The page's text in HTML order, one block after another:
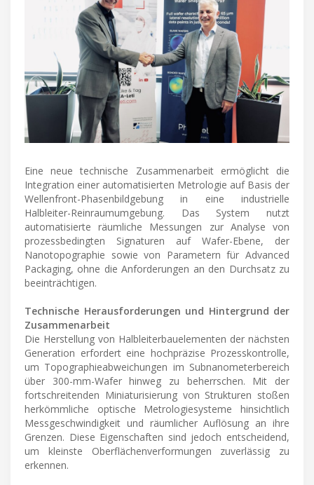
Eine neue technische Zusammenarbeit ermöglicht die
Integration einer automatisierten Metrologie auf Basis der
Wellenfront-Phasenbildgebung in eine industrielle
Halbleiter-Reinraumumgebung. Das System nutzt
automatisierte räumliche Messungen zur Analyse von
prozessbedingten Signaturen auf Wafer-Ebene, der
Nanotopographie sowie von Parametern für Advanced
Packaging, ohne die Anforderungen an den Durchsatz zu
beeinträchtigen.
Technische Herausforderungen und Hintergrund der
Zusammenarbeit
Die Herstellung von Halbleiterbauelementen der nächsten
Generation erfordert eine hochpräzise Prozesskontrolle,
um Topographieabweichungen im Subnanometerbereich
über 300-mm-Wafer hinweg zu beherrschen. Mit der
fortschreitenden Miniaturisierung von Strukturen stoßen
herkömmliche optische Metrologiesysteme hinsichtlich
Messgeschwindigkeit und räumlicher Auflösung an ihre
Grenzen. Diese Eigenschaften sind jedoch entscheidend,
um kleinste Oberflächenverformungen zuverlässig zu
erkennen.